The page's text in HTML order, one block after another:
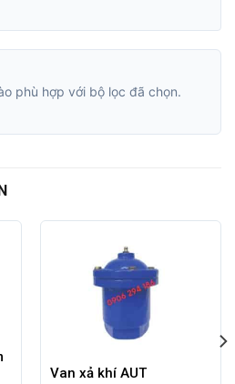
phù hợp với bộ lọc đã chọn.
Van xả khí AUT